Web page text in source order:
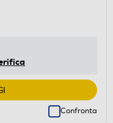
Confronta